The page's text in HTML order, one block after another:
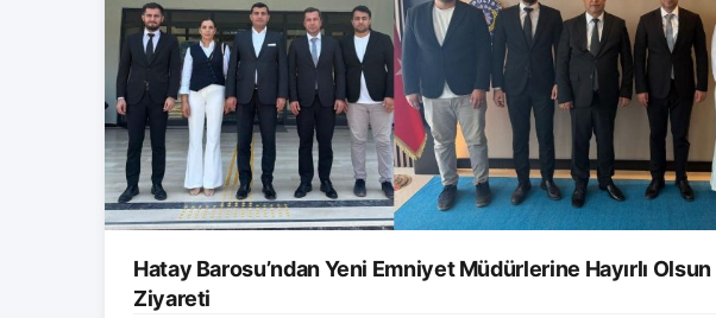
Hatay Barosu’ndan Yeni Emniyet Müdürlerine Hayırlı Olsun
Ziyareti